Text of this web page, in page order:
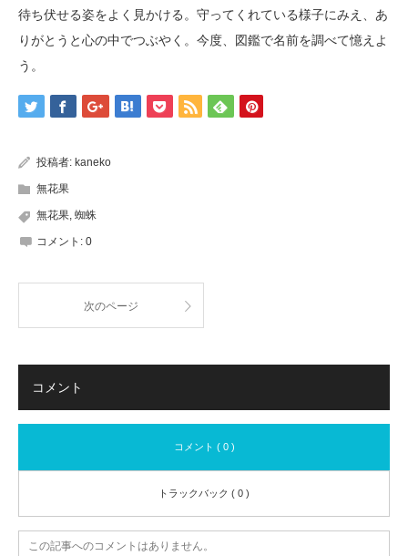
待ち伏せる姿をよく見かける。守ってくれている様子にみえ、あ
りがとうと心の中でつぶやく。今度、図鑑で名前を調べて憶えよ
う。
投稿者: kaneko
無花果
無花果, 蜘蛛
コメント: 0
次のページ
コメント
コメント ( 0 )
トラックバック ( 0 )
この記事へのコメントはありません。